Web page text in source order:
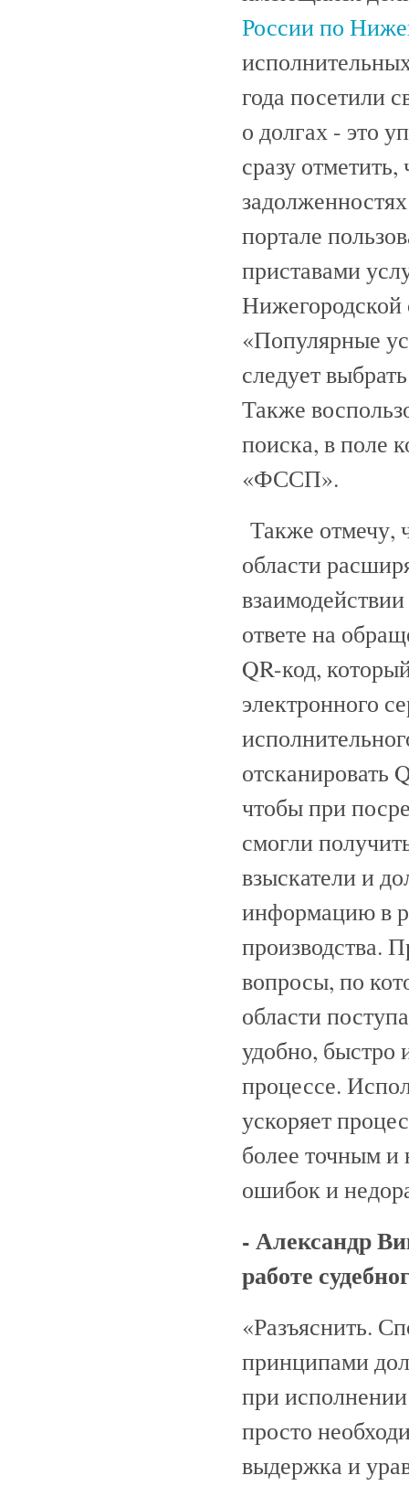
России по
года посетили
о долгах - это
сразу
портале
приставами
Нижегородской
«Популярные
следует
Также
поиска, в поле
«ФССП».
Также
области
ответе на
QR-код,
электронного
отсканировать
чтобы при
смогли
взыскатели и
информацию в
производства.
вопросы, по
области
удобно, быстро
процессе.
ускоряет
более точным
ошибок и
- Александр
работе
«Разъяснить.
принципами
при
просто
выдержка и